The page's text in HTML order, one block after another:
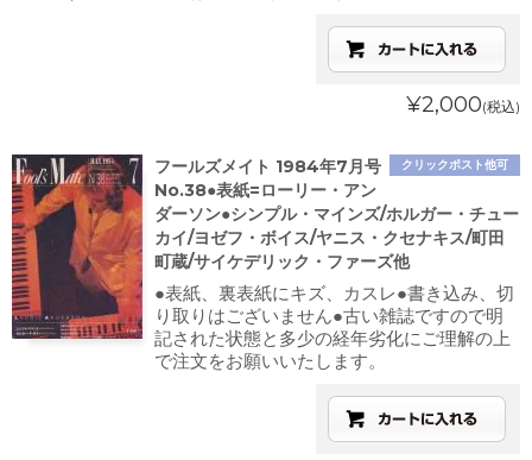
¥2,000(税込)
クリックポスト他可
フールズメイト 1984年7月号
No.38●表紙=ローリー・アン
ダーソン●シンプル・マインズ/ホルガー・チュー
カイ/ヨゼフ・ボイス/ヤニス・クセナキス/町田
町蔵/サイケデリック・ファーズ他
●表紙、裏表紙にキズ、カスレ●書き込み、切
り取りはございません●古い雑誌ですので明
記された状態と多少の経年劣化にご理解の上
で注文をお願いいたします。